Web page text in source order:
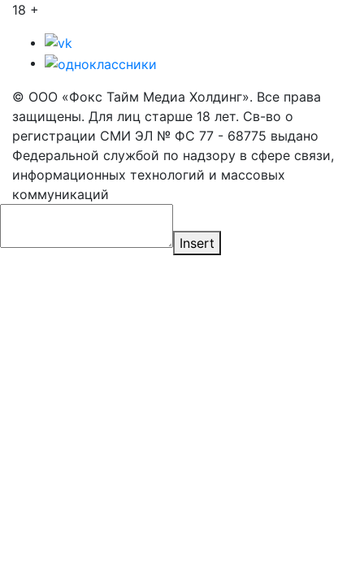
18 +
© ООО «Фокс Тайм Медиа Холдинг». Все права
защищены. Для лиц старше 18 лет. Св-во о
регистрации СМИ ЭЛ № ФС 77 - 68775 выдано
Федеральной службой по надзору в сфере связи,
информационных технологий и массовых
коммуникаций
Insert